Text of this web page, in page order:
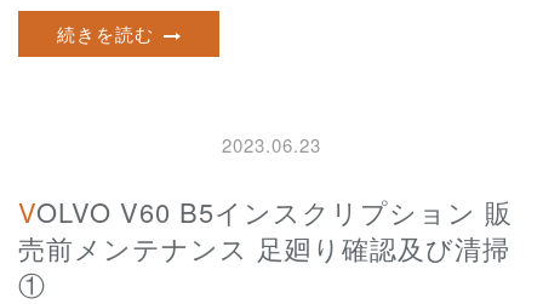
続きを読む
2023.06.23
VOLVO V60 B5インスクリプション 販
売前メンテナンス 足廻り確認及び清掃
①